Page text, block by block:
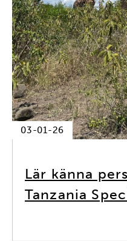
03-01-26
Lär känna
Tanzania